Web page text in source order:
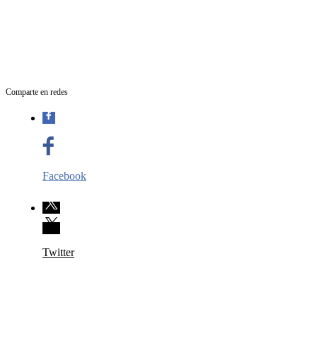
Comparte en redes
Facebook
Twitter